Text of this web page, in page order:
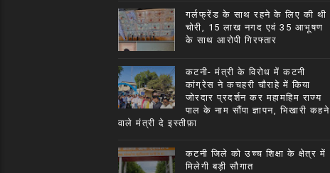
गर्लफ्रेंड के साथ रहने के लिए की थी
चोरी, 15 लाख नगद एवं 35 आभूषण
के साथ आरोपी गिरफ्तार
कटनी- मंत्री के विरोध में कटनी
कांग्रेस ने कचहरी चौराहे में किया
जोरदार प्रदर्शन कर महामहिम राज्य
पाल के नाम सौंपा ज्ञापन, भिखारी कहने
वाले मंत्री दे इस्तीफ़ा
कटनी जिले को उच्च शिक्षा के क्षेत्र में
मिलेगी बड़ी सौगात